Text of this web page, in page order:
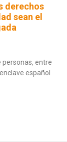
derechos
sean el
personas, entre
español